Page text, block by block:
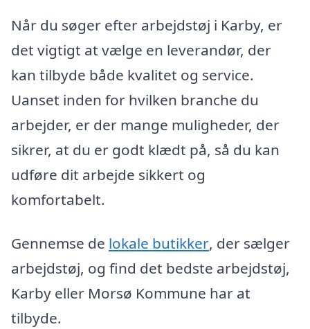
Når du søger efter arbejdstøj i Karby, er
det vigtigt at vælge en leverandør, der
kan tilbyde både kvalitet og service.
Uanset inden for hvilken branche du
arbejder, er der mange muligheder, der
sikrer, at du er godt klædt på, så du kan
udføre dit arbejde sikkert og
komfortabelt.
Gennemse de lokale butikker, der sælger
arbejdstøj, og find det bedste arbejdstøj,
Karby eller Morsø Kommune har at
tilbyde.